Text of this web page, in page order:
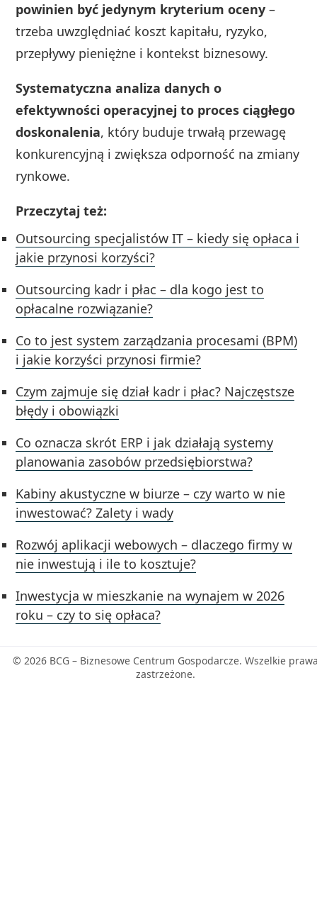
powinien być jedynym kryterium oceny –
trzeba uwzględniać koszt kapitału, ryzyko,
przepływy pieniężne i kontekst biznesowy.
Systematyczna analiza danych o
efektywności operacyjnej to proces ciągłego
doskonalenia, który buduje trwałą przewagę
konkurencyjną i zwiększa odporność na zmiany
rynkowe.
Przeczytaj też:
Outsourcing specjalistów IT – kiedy się opłaca i
jakie przynosi korzyści?
Outsourcing kadr i płac – dla kogo jest to
opłacalne rozwiązanie?
Co to jest system zarządzania procesami (BPM)
i jakie korzyści przynosi firmie?
Czym zajmuje się dział kadr i płac? Najczęstsze
błędy i obowiązki
Co oznacza skrót ERP i jak działają systemy
planowania zasobów przedsiębiorstwa?
Kabiny akustyczne w biurze – czy warto w nie
inwestować? Zalety i wady
Rozwój aplikacji webowych – dlaczego firmy w
nie inwestują i ile to kosztuje?
Inwestycja w mieszkanie na wynajem w 2026
roku – czy to się opłaca?
© 2026 BCG – Biznesowe Centrum Gospodarcze. Wszelkie
zastrzeżone.